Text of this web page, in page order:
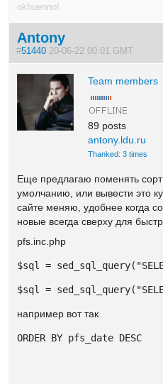
okhuenno!
Antony
#51440 20-06-22 00:01 GMT
Team members
89 posts
antony.ldu.ru
Thanked: 3 times
Еще предлагаю поменять
умолчанию, или вывести это
сайте меняю, удобнее когда
новые всегда сверху для
pfs.inc.php
$sql =
$sql =
например вот так
ORDER BY pfs_date DESC